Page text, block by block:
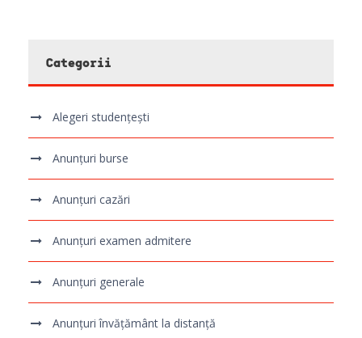
Categorii
Alegeri studențești
Anunțuri burse
Anunțuri cazări
Anunțuri examen admitere
Anunțuri generale
Anunțuri învățământ la distanță